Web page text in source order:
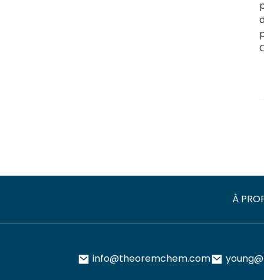
À
info@theoremchem.com